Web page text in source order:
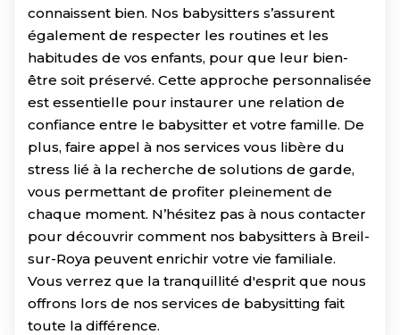
connaissent bien. Nos babysitters s’assurent
également de respecter les routines et les
habitudes de vos enfants, pour que leur bien-
être soit préservé. Cette approche personnalisée
est essentielle pour instaurer une relation de
confiance entre le babysitter et votre famille. De
plus, faire appel à nos services vous libère du
stress lié à la recherche de solutions de garde,
vous permettant de profiter pleinement de
chaque moment. N’hésitez pas à nous contacter
pour découvrir comment nos babysitters à Breil-
sur-Roya peuvent enrichir votre vie familiale.
Vous verrez que la tranquillité d'esprit que nous
offrons lors de nos services de babysitting fait
toute la différence.